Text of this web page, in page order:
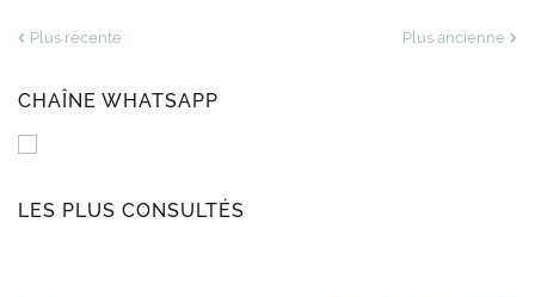
Plus récente Plus ancienne
CHAÎNE WHATSAPP
LES PLUS CONSULTÉS